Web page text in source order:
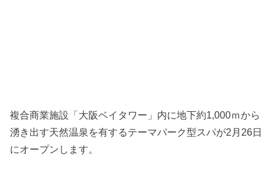
複合商業施設「大阪ベイタワー」内に地下約1,000ｍから
湧き出す天然温泉を有するテーマパーク型スパが2月26日
にオープンします。